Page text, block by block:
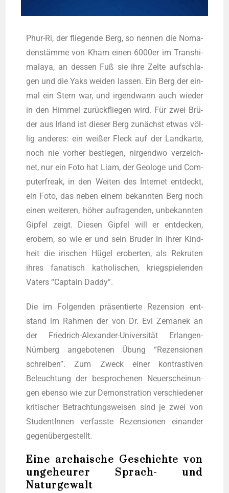
Phur-Ri, der flie­gen­de Berg, so nen­nen die Noma­
den­stäm­me von Kham einen 6000er im Transhi­
ma­la­ya, an des­sen Fuß sie ihre Zel­te auf­schla­
gen und die Yaks wei­den las­sen. Ein Berg der ein­
mal ein Stern war, und irgend­wann auch wie­der
in den Him­mel zurück­flie­gen wird. Für zwei Brü­
der aus Irland ist die­ser Berg zunächst etwas völ­
lig ande­res: ein wei­ßer Fleck auf der Land­kar­te,
noch nie vor­her bestie­gen, nir­gend­wo ver­zeich­
net, nur ein Foto hat Liam, der Geo­lo­ge und Com­
pu­ter­freak, in den Wei­ten des Inter­net ent­deckt,
ein Foto, das neben einem bekann­ten Berg noch
einen wei­te­ren, höher auf­ra­gen­den, unbe­kann­ten
Gip­fel zeigt. Die­sen Gip­fel will er ent­de­cken,
erobern, so wie er und sein Bru­der in ihrer Kind­
heit die iri­schen Hügel erober­ten, als Rekru­ten
ihres fana­tisch katho­li­schen, kriegspie­len­den
Vaters “Cap­tain Daddy”.
Die im Fol­gen­den prä­sen­tier­te Rezen­si­on ent­
stand im Rah­men der von Dr. Evi Zema­nek an
der Fried­rich-Alex­an­der-Uni­ver­si­tät Erlan­gen-
Nürn­berg ange­bo­te­nen Übung “Rezen­sio­nen
schrei­ben”. Zum Zweck einer kon­tras­ti­ven
Beleuch­tung der bespro­che­nen Neu­erschei­nun­
gen eben­so wie zur Demons­tra­ti­on ver­schie­de­ner
kri­ti­scher Betrach­tungs­wei­sen sind je zwei von
Stu­den­tIn­nen ver­fass­te Rezen­sio­nen ein­an­der
gegenübergestellt.
Eine archaische Geschichte von
ungeheurer Sprach- und
Naturgewalt